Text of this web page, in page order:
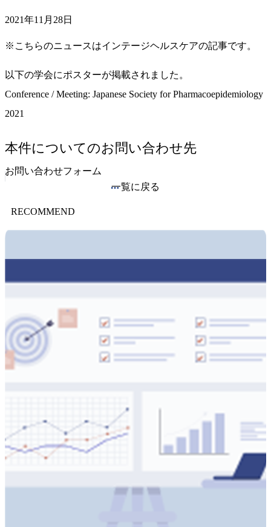
2021年11月28日
※こちらのニュースはインテージヘルスケアの記事です。
以下の学会にポスターが掲載されました。
Conference / Meeting: Japanese Society for Pharmacoepidemiology
2021
本件についてのお問い合わせ先
お問い合わせフォーム
一覧に戻る
RECOMMEND